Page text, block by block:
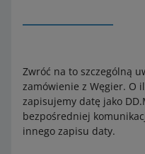
Zwróć na to szczególną
zamówienie z Węgier. O
zapisujemy datę jako
bezpośredniej
innego zapisu daty.